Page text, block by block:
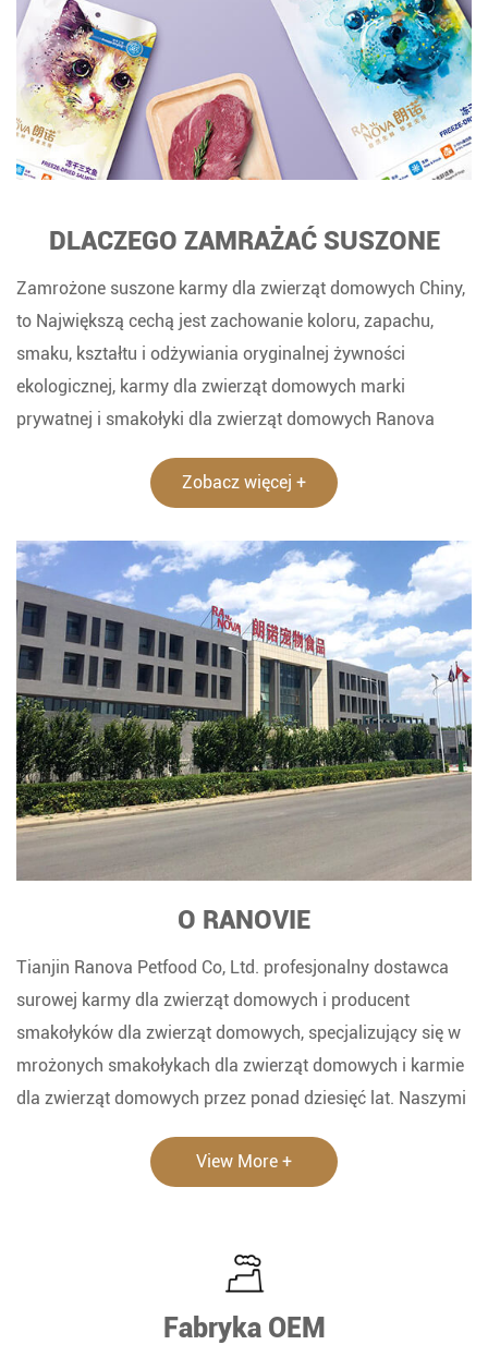
DLACZEGO ZAMRAŻAĆ SUSZONE
Zamrożone suszone karmy dla zwierząt domowych Chiny,
to Największą cechą jest zachowanie koloru, zapachu,
smaku, kształtu i odżywiania oryginalnej żywności
ekologicznej, karmy dla zwierząt domowych marki
prywatnej i smakołyki dla zwierząt domowych Ranova
lotnictwa i wysokiej klasy karmą Suszona karma dla
karmą dla zwierząt domowych ze względu na niską stratę
odżywczą i dobrą nawodnienie.
Zobacz więcej +
O RANOVIE
Tianjin Ranova Petfood Co, Ltd. profesjonalny dostawca
surowej karmy dla zwierząt domowych i producent
smakołyków dla zwierząt domowych, specjalizujący się w
mrożonych smakołykach dla zwierząt domowych i karmie
dla zwierząt domowych przez ponad dziesięć lat. Naszymi
zwierząt domowych oraz karma dla wszystkich etapów
Fabryka karmy dla zwierząt domowych ma rejestrację UE,
ISO 9001, IS022000, BRC, certyfikat BSC, FDA i IFS.
View More +
Fabryka OEM